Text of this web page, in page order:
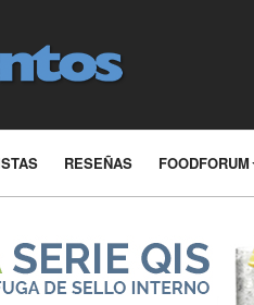
RESEÑAS FOODFORUM